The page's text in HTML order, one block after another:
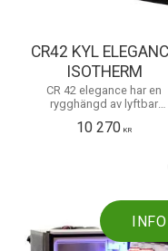
CR42 KYL
ISOTHERM
CR 42 elegance har en
rygghängd av lyftbar
placeras upp till 1,5 m från
10 270 KR
INFO